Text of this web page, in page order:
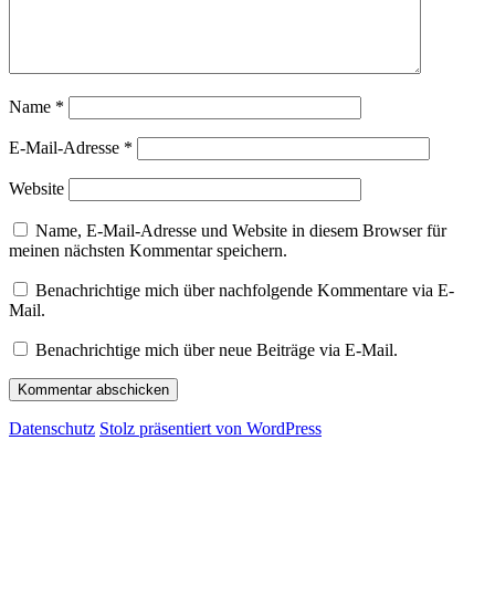
Name *
E-Mail-Adresse *
Website
Name, E-Mail-Adresse und Website in diesem Browser für
meinen nächsten Kommentar speichern.
Benachrichtige mich über nachfolgende Kommentare via E-
Mail.
Benachrichtige mich über neue Beiträge via E-Mail.
Datenschutz Stolz präsentiert von WordPress